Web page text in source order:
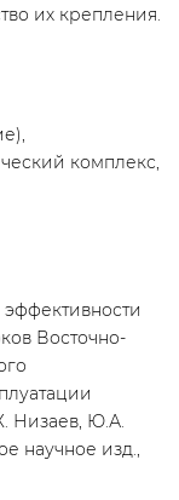
их крепления.
комплекс,
Восточно-
Низаев, Ю.А.
научное изд.,